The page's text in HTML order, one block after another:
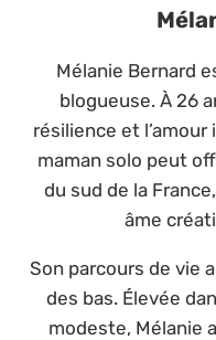
Mélanie Bernard
blogueuse. À 26
résilience et
maman solo peut
du sud de la
âme
Son parcours de vie
des bas. Élevée
modeste, Mélanie